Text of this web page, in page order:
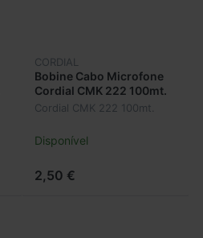
CORDIAL
Bobine Cabo Microfone
Cordial CMK 222 100mt.
Cordial CMK 222 100mt.
Disponível
2,50 €